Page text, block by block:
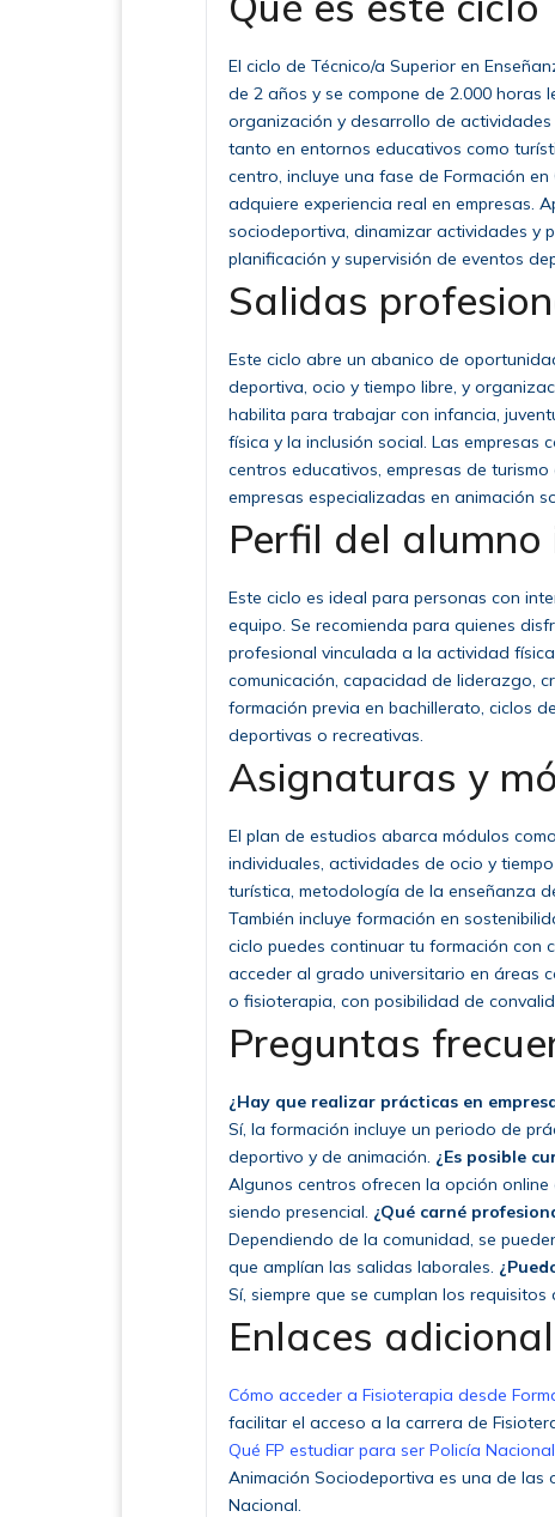
El ciclo de Técnico/a Superior en
de 2 años y se compone de 2.000 horas
organización y desarrollo de
tanto en entornos educativos como
centro, incluye una fase de Formación
adquiere experiencia real en empresas.
sociodeportiva, dinamizar actividades y
planificación y supervisión de eventos
Salidas
Este ciclo abre un abanico de
deportiva, ocio y tiempo libre, y
habilita para trabajar con infancia,
física y la inclusión social. Las
centros educativos, empresas de
empresas especializadas en animación
Perfil del alumno
Este ciclo es ideal para personas con
equipo. Se recomienda para quienes
profesional vinculada a la actividad
comunicación, capacidad de liderazgo,
formación previa en bachillerato, ciclos
deportivas o recreativas.
Asignaturas y
El plan de estudios abarca módulos
individuales, actividades de ocio y
turística, metodología de la enseñanza
También incluye formación en
ciclo puedes continuar tu formación con
acceder al grado universitario en áreas
o fisioterapia, con posibilidad de
Preguntas
¿Hay que realizar prácticas en
Sí, la formación incluye un periodo de
deportivo y de animación. ¿Es posible
Algunos centros ofrecen la opción
siendo presencial. ¿Qué carné
Dependiendo de la comunidad, se
que amplían las salidas laborales.
Sí, siempre que se cumplan los
Enlaces
Cómo acceder a Fisioterapia desde
facilitar el acceso a la carrera de
Qué FP estudiar para ser Policía
Animación Sociodeportiva es una de
Nacional.